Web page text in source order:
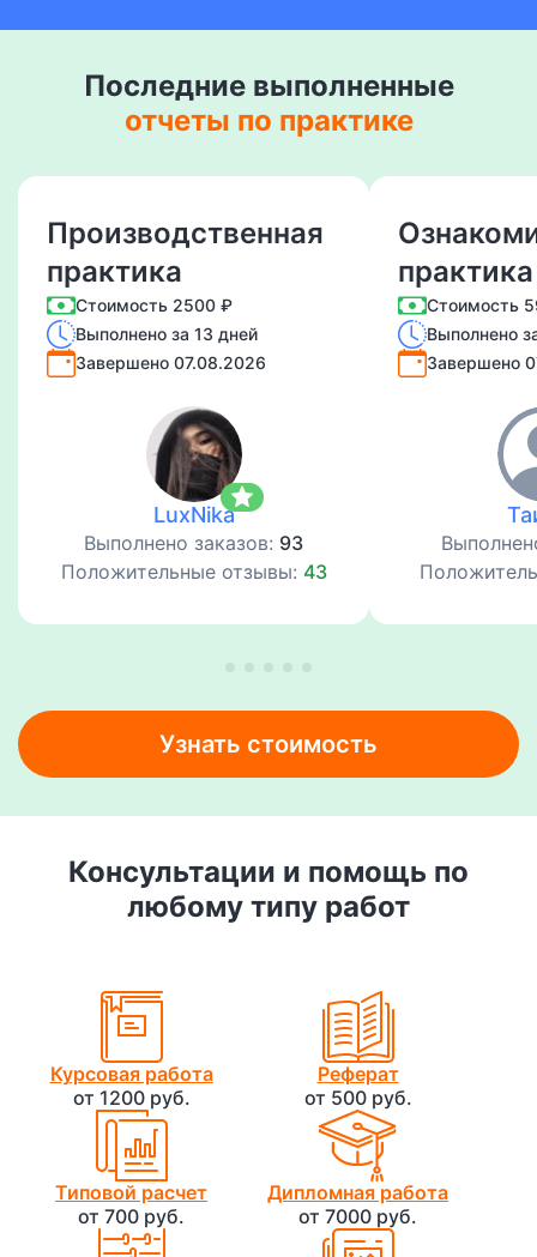
Последние выполненные
отчеты по практике
Производственная
практика
Стоимость 2500 ₽
Выполнено за 13 дней
Завершено 07.08.2026
star
LuxNika
Выполнено заказов: 93
Положительные отзывы: 43
Учебная
Стоимость
Выполнено
Завершено
Узнать стоимость
Консультации и помощь по
любому типу работ
Курсовая работа
от 1200 руб.
Реферат
от 500 руб.
Типовой расчет
от 700 руб.
Дипломная работа
от 7000 руб.